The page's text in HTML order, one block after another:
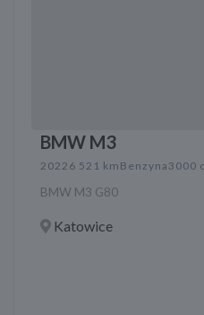
BMW M3
2022 6 521 km Benzyna3000
BMW M3 G80
Katowice